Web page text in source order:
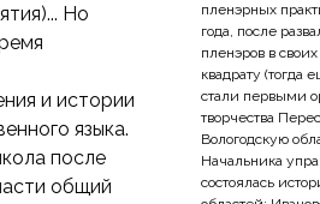
Но
и истории
языка.
после
общий
пленэрных
года, после
пленэров в
квадрату (тогда
стали первыми
творчества
Вологодскую
Начальника
состоялась